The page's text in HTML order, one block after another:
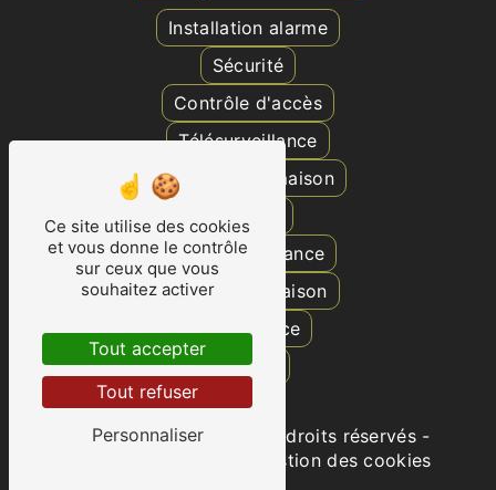
Installation alarme
Sécurité
Contrôle d'accès
Télésurveillance
Surveillance maison
Caméra
Vidéosurveillance
Protection maison
Surveillance
Alarme
Vistalid- 2026 - Tous droits réservés -
Gestion des cookies
Ce site utilise des cookies
et vous donne le contrôle
sur ceux que vous
souhaitez activer
Tout accepter
Tout refuser
Personnaliser